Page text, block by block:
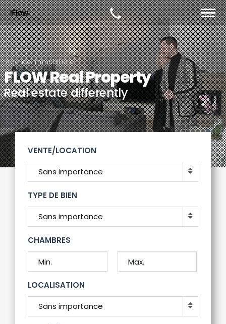
FLOW Real Property
Agence immobilière
Real estate differently
VENTE/LOCATION
Sans importance
TYPE DE BIEN
Sans importance
CHAMBRES
LOCALISATION
Sans importance